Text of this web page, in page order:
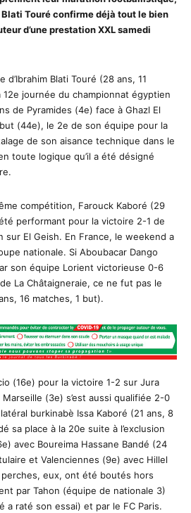
Touré confirme déjà tout le bien
d’une prestation XXL samedi
d’Ibrahim Blati Touré (28 ans, 11
journée du championnat égyptien
de Pyramides (4e) face à Ghazl El
(44e), le 2e de son équipe pour la
de son aisance technique dans le
toute logique qu’il a été désigné
compétition, Farouck Kaboré (29
performant pour la victoire 2-1 de
sur El Geish. En France, le weekend a
nationale. Si Aboubacar Dango
son équipe Lorient victorieuse 0-6
La Châtaigneraie, ce ne fut pas le
16 matches, 1 but).
(16e) pour la victoire 1-2 sur Jura
Marseille (3e) s’est aussi qualifiée 2-0
burkinabè Issa Kaboré (21 ans, 8
sa place à la 20e suite à l’exclusion
avec Boureima Hassane Bandé (24
et Valenciennes (9e) avec Hillel
eux, ont été boutés hors
par Tahon (équipe de nationale 3)
a raté son essai) et par le FC Paris.